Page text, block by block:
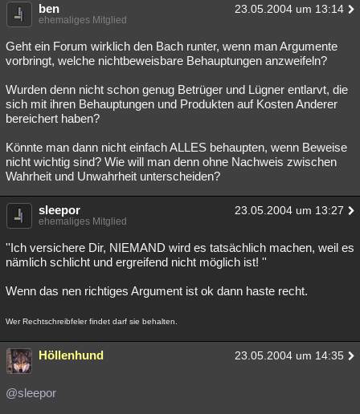
ben 23.05.2004 um 13:14
ehemaliges Mitglied
Geht ein Forum wirklich den Bach runter, wenn man Argumente
vorbringt, welche nichtbeweisbare Behauptungen anzweifeln?
Wurden denn nicht schon genug Betrüger und Lügner entlarvt, die
sich mit ihren Behauptungen und Produkten auf Kosten Anderer
bereichert haben?
Könnte man dann nicht einfach ALLES behaupten, wenn Beweise
nicht wichtig sind? Wie will man denn ohne Nachweis zwischen
Wahrheit und Unwahrheit unterscheiden?
sleepor 23.05.2004 um 13:27
ehemaliges Mitglied
''Ich versichere Dir, NIEMAND wird es tatsächlich machen, weil es
nämlich schlicht und ergreifend nicht möglich ist! ''
Wenn das nen richtiges Argument ist ok dann haste recht.
Wer Rechtschreibfeler findet darf sie behalten.
Höllenhund 23.05.2004 um 14:35
@sleepor